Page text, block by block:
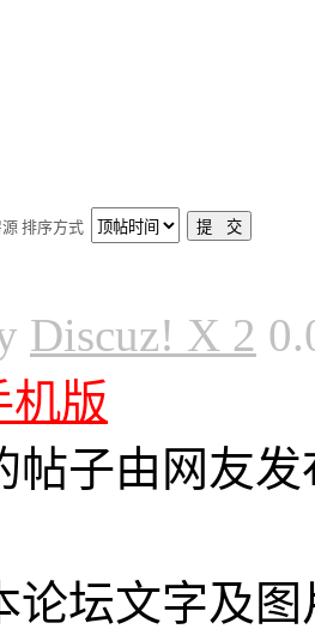
排序方式
Discuz! X 2
机版
帖子由网友
论坛文字及